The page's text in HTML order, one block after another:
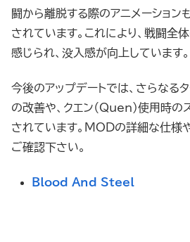
闘から離脱する際のアニメーション
されています。これにより、戦闘全
感じられ、没入感が向上しています。
今後のアップデートでは、さらなる
の改善や、クエン（Quen）使用時
されています。MODの詳細な仕様
ご確認下さい。
Blood And Steel